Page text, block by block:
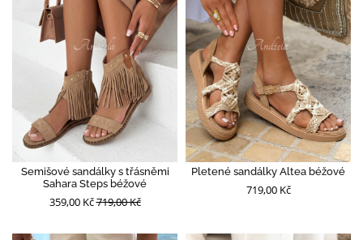
Semišové sandálky s třásněmi
Sahara Steps béžové
359,00 Kč719,00 Kč
Pletené sandálky Altea béžové
719,00 Kč